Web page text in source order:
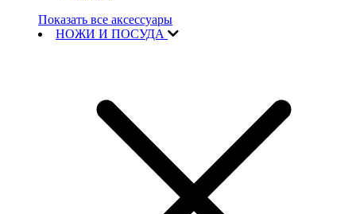
Показать все аксессуары
НОЖИ И ПОСУДА